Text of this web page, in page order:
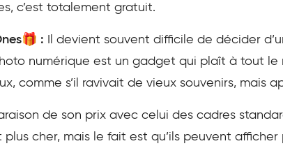
c’est totalement gratuit.
: Il devient souvent difficile de décider
numérique est un gadget qui plaît à tout
comme s’il ravivait de vieux souvenirs, mais
de son prix avec celui des cadres
cher, mais le fait est qu’ils peuvent afficher